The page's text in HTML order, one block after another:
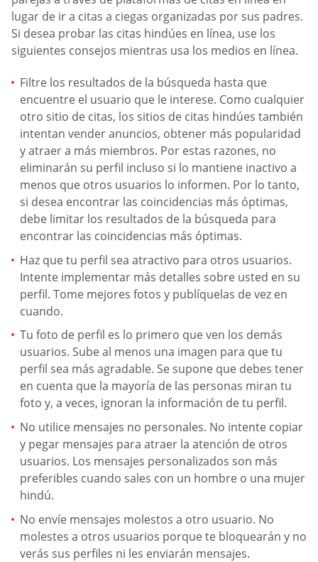
lugar de ir a citas a ciegas organizadas por sus padres.
Si desea probar las citas hindúes en línea, use los
siguientes consejos mientras usa los medios en línea.
Filtre los resultados de la búsqueda hasta que
encuentre el usuario que le interese. Como cualquier
otro sitio de citas, los sitios de citas hindúes también
intentan vender anuncios, obtener más popularidad
y atraer a más miembros. Por estas razones, no
eliminarán su perfil incluso si lo mantiene inactivo a
menos que otros usuarios lo informen. Por lo tanto,
si desea encontrar las coincidencias más óptimas,
debe limitar los resultados de la búsqueda para
encontrar las coincidencias más óptimas.
Haz que tu perfil sea atractivo para otros usuarios.
Intente implementar más detalles sobre usted en su
perfil. Tome mejores fotos y publíquelas de vez en
cuando.
Tu foto de perfil es lo primero que ven los demás
usuarios. Sube al menos una imagen para que tu
perfil sea más agradable. Se supone que debes tener
en cuenta que la mayoría de las personas miran tu
foto y, a veces, ignoran la información de tu perfil.
No utilice mensajes no personales. No intente copiar
y pegar mensajes para atraer la atención de otros
usuarios. Los mensajes personalizados son más
preferibles cuando sales con un hombre o una mujer
hindú.
No envíe mensajes molestos a otro usuario. No
molestes a otros usuarios porque te bloquearán y no
verás sus perfiles ni les enviarán mensajes.